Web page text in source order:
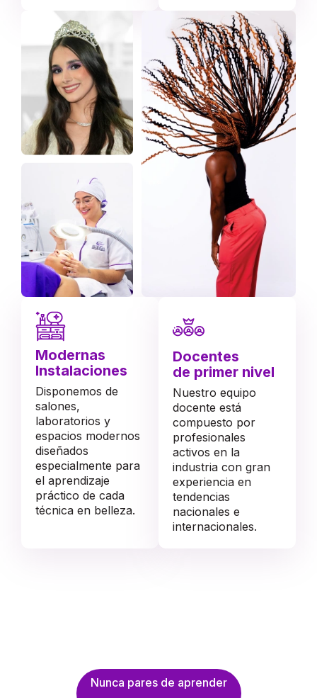
Modernas
Instalaciones
Disponemos de
salones,
laboratorios y
espacios modernos
diseñados
especialmente para
el aprendizaje
práctico de cada
técnica en belleza.
Docentes
de primer nivel
Nuestro equipo
docente está
compuesto por
profesionales
activos en la
industria con gran
experiencia en
tendencias
nacionales e
internacionales.
Nunca pares de aprender